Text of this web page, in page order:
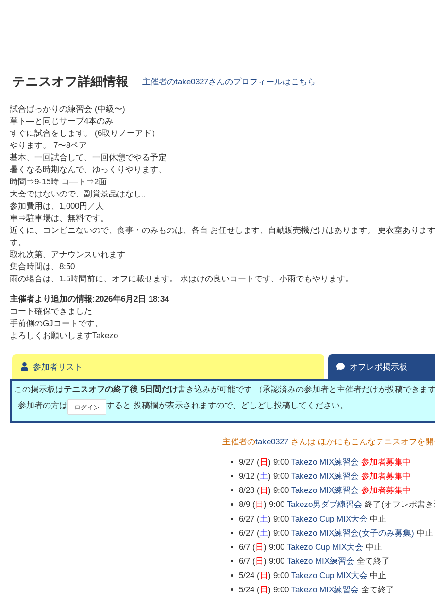
テニスオフ詳細情報 主催者のtake0327さんのプロフィールはこちら
試合ばっかりの練習会 (中級〜)
草ト―と同じサーブ4本のみ
すぐに試合をします。 (6取りノーアド）
やります。 7〜8ペア
基本、一回試合して、一回休憩でやる予定
暑くなる時期なんで、ゆっくりやります、
時間⇒9-15時 コ―ト⇒2面
大会ではないので、副賞景品はなし。
参加費用は、1,000円／人
車⇒駐車場は、無料です。
近くに、コンビニないので、食事・のみものは、各自 お任せします、自動販売機だけはあります。 更衣室ありま
す。
取れ次第、アナウンスいれます
集合時間は、8:50
雨の場合は、1.5時間前に、オフに載せます。 水はけの良いコートです、小雨でもやります。
主催者より追加の情報:2026年6月2日 18:34
コート確保できました
手前側のGJコートです。
よろしくお願いしますTakezo
参加者リスト オフレポ掲示板
この掲示板はテニスオフの終了後 5日間だけ書き込みが可能です （承認済みの参加者と主催者だけが投稿できます
参加者の方は
ログイン すると 投稿欄が表示されますので、どしどし投稿してください。
主催者のtake0327 さんは ほかにもこんなテニスオフを
9/27 (日 ) 9:00 Takezo MIX練習会 参加者募集中
9/12 (土) 9:00 Takezo MIX練習会 参加者募集中
8/23 (日 ) 9:00 Takezo MIX練習会 参加者募集中
8/9 (日 ) 9:00 Takezo男ダブ練習会 終了(オフレポ書
6/27 (土) 9:00 Takezo Cup MIX大会 中止
6/27 (土) 9:00 Takezo MIX練習会(女子のみ募集) 中止
6/7 (日 ) 9:00 Takezo Cup MIX大会 中止
6/7 (日 ) 9:00 Takezo MIX練習会 全て終了
5/24 (日 ) 9:00 Takezo Cup MIX大会 中止
5/24 (日 ) 9:00 Takezo MIX練習会 全て終了